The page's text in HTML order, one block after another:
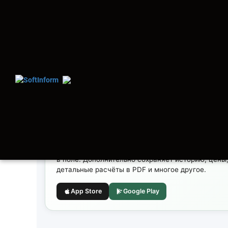
в поле. Дополнительно сохраняет историю,
детальные расчёты в PDF и многое другое.
App Store Google Play